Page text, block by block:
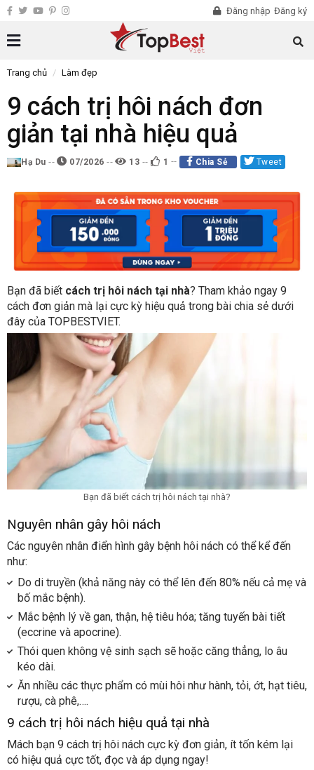
Đăng nhập Đăng ký
Trang chủ Làm đẹp
9 cách trị hôi nách đơn
giản tại nhà hiệu quả
Hạ Du 07/2026 13 1 Chia Sẻ Tweet
Bạn đã biết cách trị hôi nách tại nhà? Tham khảo ngay 9
cách đơn giản mà lại cực kỳ hiệu quả trong bài chia sẻ dưới
đây của TOPBESTVIET.
Bạn đã biết cách trị hôi nách tại nhà?
Nguyên nhân gây hôi nách
Các nguyên nhân điển hình gây bệnh hôi nách có thể kể đến
như:
Do di truyền (khả năng này có thể lên đến 80% nếu cả mẹ và
bố mắc bệnh).
Mắc bệnh lý về gan, thận, hệ tiêu hóa; tăng tuyến bài tiết
(eccrine và apocrine).
Thói quen không vệ sinh sạch sẽ hoặc căng thẳng, lo âu
kéo dài.
Ăn nhiều các thực phẩm có mùi hôi như hành, tỏi, ớt, hạt tiêu,
rượu, cà phê,….
9 cách trị hôi nách hiệu quả tại nhà
Mách bạn 9 cách trị hôi nách cực kỳ đơn giản, ít tốn kém lại
có hiệu quả cực tốt, đọc và áp dụng ngay!